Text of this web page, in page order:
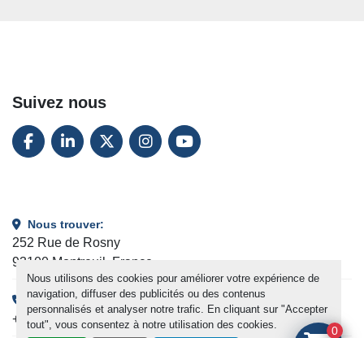
Nous utilisons des cookies pour améliorer votre expérience de
navigation, diffuser des publicités ou des contenus
personnalisés et analyser notre trafic. En cliquant sur "Accepter
tout", vous consentez à notre utilisation des cookies.
Suivez nous
FACEBOOK
LINKEDINTWITTERINSTAGRAM
YOUTUBE
Nous trouver:
252 Rue de Rosny
93100 Montreuil, France
Téléphone:
+33 (0)1 49 20 86 90
0